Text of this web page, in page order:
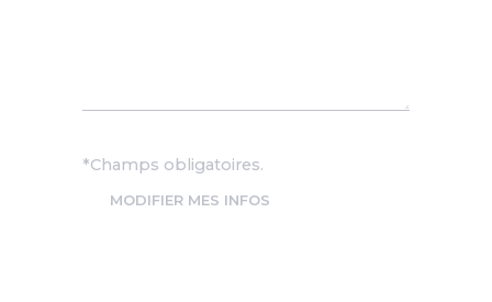
*Champs obligatoires.
MODIFIER MES INFOS